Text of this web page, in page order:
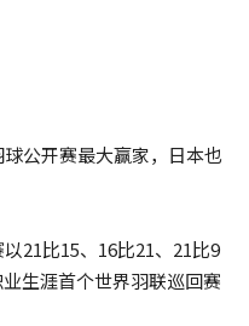
公开赛最大赢家，日本也
21比15、16比21、21比9
生涯首个世界羽联巡回赛